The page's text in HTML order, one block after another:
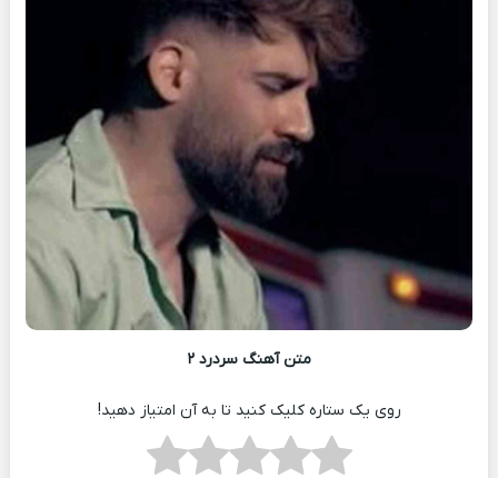
متن آهنگ سردرد ۲
روی یک ستاره کلیک کنید تا به آن امتیاز دهید!